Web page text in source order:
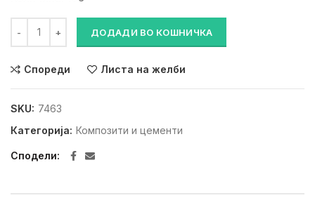
ДОДАДИ ВО КОШНИЧКА
Спореди Листа на желби
SKU: 7463
Категорија: Композити и цементи
Сподели